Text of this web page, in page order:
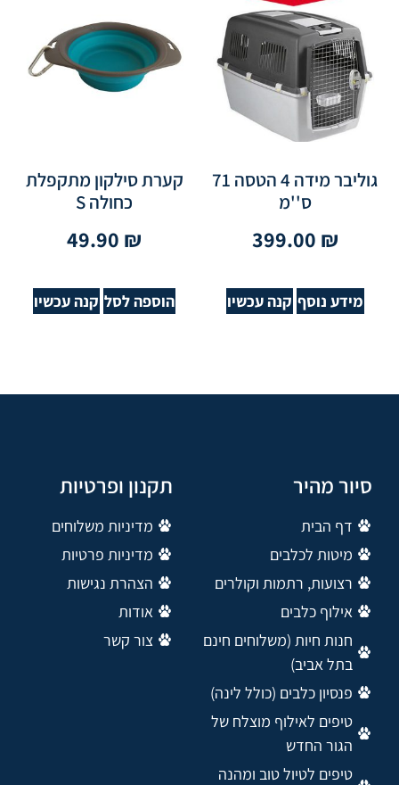
גוליבר מידה 4 הטסה 71
ס''מ
399.00 ₪
מידע נוסף קנה עכשיו
קערת סילקון מתקפלת
כחולה S
49.90 ₪
הוספה לסל קנה עכשיו
סיור מהיר
דף הבית
מיטות לכלבים
רצועות, רתמות וקולרים
אילוף כלבים
חנות חיות (משלוחים חינם
בתל אביב)
פנסיון כלבים (כולל לינה)
טיפים לאילוף מוצלח של
הגור החדש
טיפים לטיול טוב ומהנה
תקנון ופרטיות
מדיניות משלוחים
מדיניות פרטיות
הצהרת נגישות
אודות
צור קשר